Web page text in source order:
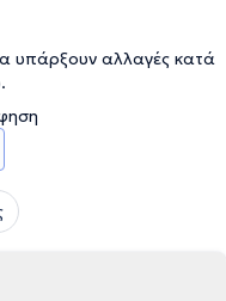
υπάρξουν αλλαγές κατά